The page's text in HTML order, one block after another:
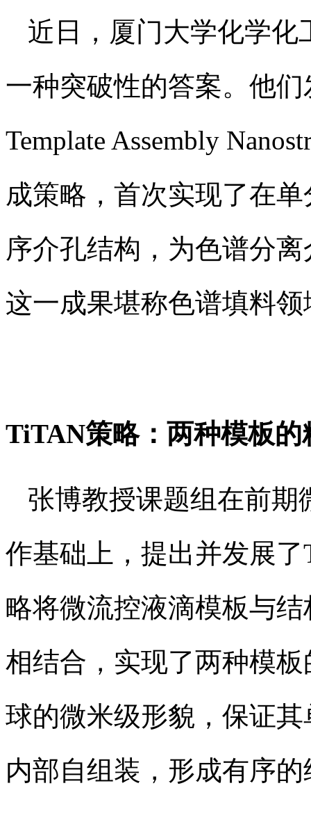
近日，厦门大学化学化
一种突破性的答案。他们
Template Assembly
成策略，首次实现了在
序介孔结构，为色谱分
这一成果堪称色谱填料
TiTAN策略：两种模板的
张博教授课题组在前期
作基础上，提出并发展
略将微流控液滴模板与
相结合，实现了两种模
球的微米级形貌，保证
内部自组装，形成有序